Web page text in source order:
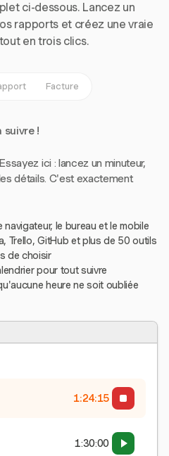
ci-dessous. Lancez un
rapports et créez une vraie
en trois clics.
Facture
!
ici : lancez un minuteur,
détails. C'est exactement
navigateur, le bureau et le mobile
Trello, GitHub et plus de 50 outils
de choisir
pour tout suivre
heure ne soit oubliée
1:24:15
1:30:00